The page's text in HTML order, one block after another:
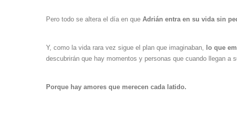
Pero todo se altera el día en que Adrián entra en su vida sin
Y, como la vida rara vez sigue el plan que imaginaban, lo que
descubrirán que hay momentos y personas que cuando llegan a
Porque hay amores que merecen cada latido.